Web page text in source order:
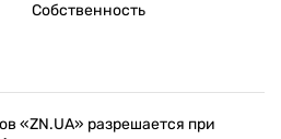
Собственность
«ZN.UA» разрешается при